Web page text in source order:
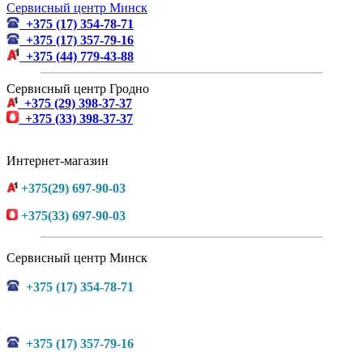
Сервисный центр Минск
+375 (17) 354-78-71
+375 (17) 357-79-16
+375 (44) 779-43-88
Сервисный центр Гродно
+375 (29) 398-37-37
+375 (33) 398-37-37
Интернет-магазин
+375(29) 697-90-03
+375(33) 697-90-03
Сервисный центр Минск
+375 (17) 354-78-71
+375 (17) 357-79-16